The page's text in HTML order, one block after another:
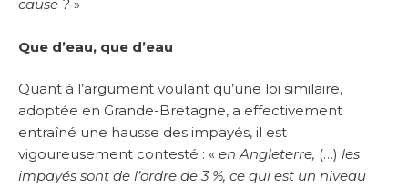
cause ? »
Que d’eau, que d’eau
Quant à l’argument voulant qu’une loi similaire,
adoptée en Grande-Bretagne, a effectivement
entraîné une hausse des impayés, il est
vigoureusement contesté : « en Angleterre, (…) les
impayés sont de l’ordre de 3 %, ce qui est un niveau